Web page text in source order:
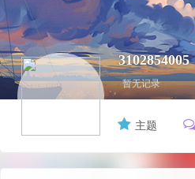
3102854005
暂无记录
主题